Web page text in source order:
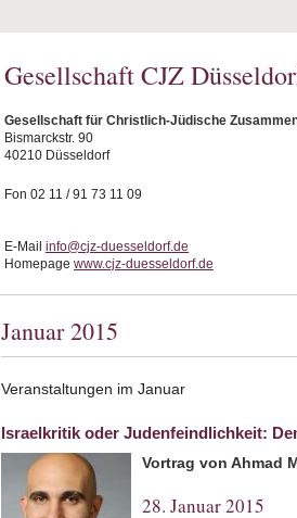
Gesellschaft CJZ
Gesellschaft für Christlich-Jüdische
Bismarckstr. 90
40210 Düsseldorf
Fon 02 11 / 91 73 11 09
E-Mail info@cjz-duesseldorf.de
Homepage www.cjz-duesseldorf.de
Januar 2015
Veranstaltungen im Januar
Israelkritik oder Judenfeindlichkeit:
Vortrag von Ahmad
28. Januar 2015